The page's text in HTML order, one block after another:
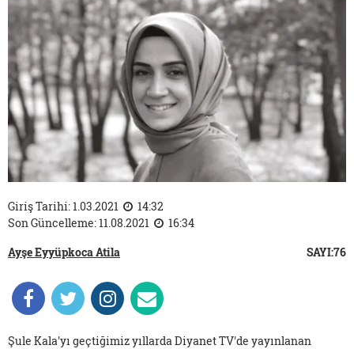
Giriş Tarihi: 1.03.2021
14:32
Son Güncelleme: 11.08.2021
16:34
Ayşe Eyyüpkoca Atila
SAYI:76
Şule Kala'yı geçtiğimiz yıllarda Diyanet TV'de yayınlanan